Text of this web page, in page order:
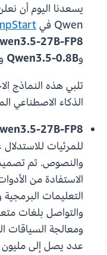
يسعدنا اليوم أن
Qwen في
27B-FP8
وQwen3.5-0.8B و
تلبي هذه النماذج
الذكاء الاصطناعي
27B-FP8
للمرئيات
والنصوص. تم
الاستفادة من
التعليمات
ومعالجة السياقات
عدد يصل إلى مليون